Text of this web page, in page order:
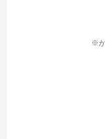
※が